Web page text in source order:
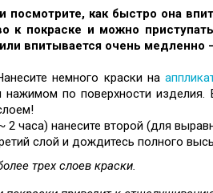
как быстро она
к покраске и можно
впитывается очень медленно
немного краски на
по поверхности изделия.
часа) нанесите второй (для
слой и дождитесь полного
трех слоев краски.